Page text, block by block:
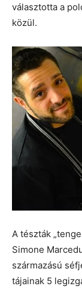
választotta a
közül.
A tészták
Simone
származású
tájainak 5